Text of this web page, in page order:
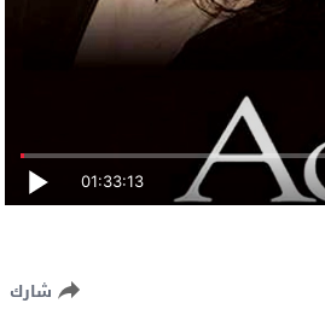
01:33:13
شارك